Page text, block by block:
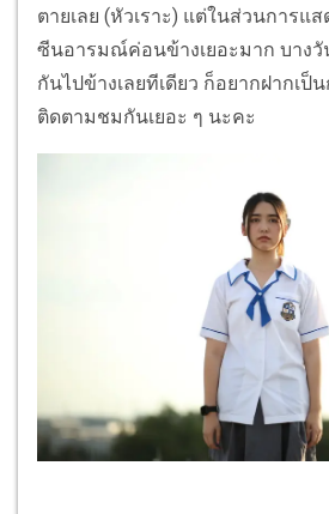
ตายเลย (หัวเราะ) แต่ในส่วนการแ
ซีนอารมณ์ค่อนข้างเยอะมาก บาง
กันไปข้างเลยทีเดียว ก็อยากฝากเป็
ติดตามชมกันเยอะ ๆ นะคะ